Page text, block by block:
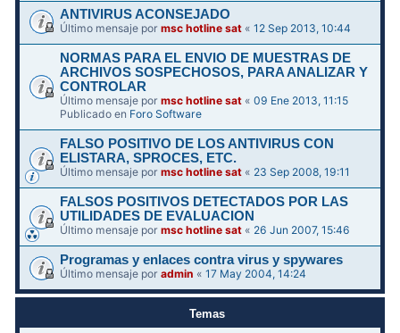
ANTIVIRUS ACONSEJADO
Último mensaje pormsc hotline sat «12 Sep 2013, 10:44
NORMAS PARA EL ENVIO DE MUESTRAS DE
ARCHIVOS SOSPECHOSOS, PARA ANALIZAR Y
CONTROLAR
Último mensaje pormsc hotline sat «09 Ene 2013, 11:15
Publicado en Foro Software
FALSO POSITIVO DE LOS ANTIVIRUS CON
ELISTARA, SPROCES, ETC.
Último mensaje pormsc hotline sat « 23 Sep 2008, 19:11
FALSOS POSITIVOS DETECTADOS POR LAS
UTILIDADES DE EVALUACION
Último mensaje pormsc hotline sat « 26 Jun 2007, 15:46
Programas y enlaces contra virus y spywares
Último mensaje poradmin «17 May 2004, 14:24
Temas